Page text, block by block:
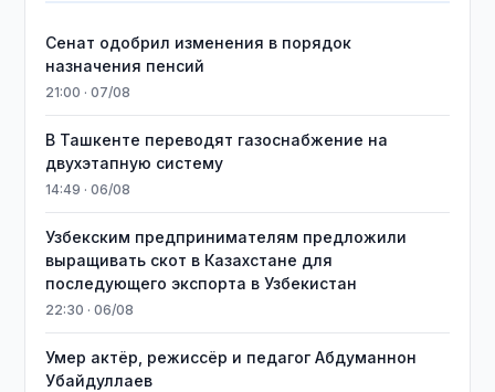
Сенат одобрил изменения в порядок
назначения пенсий
21:00 · 07/08
В Ташкенте переводят газоснабжение на
двухэтапную систему
14:49 · 06/08
Узбекским предпринимателям предложили
выращивать скот в Казахстане для
последующего экспорта в Узбекистан
22:30 · 06/08
Умер актёр, режиссёр и педагог Абдуманнон
Убайдуллаев